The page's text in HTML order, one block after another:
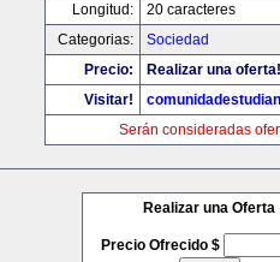
Longitud:
20 caracteres
Categorias:
Sociedad
Precio:
Realizar una oferta!
Visitar!
Serán consideradas
Realizar una Oferta
Precio Ofrecido $